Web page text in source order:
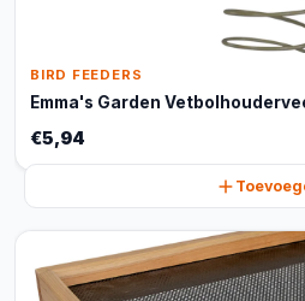
BIRD FEEDERS
Emma's Garden
€5,94